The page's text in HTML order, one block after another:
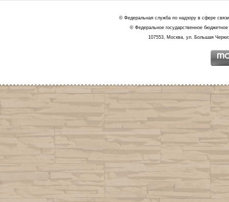
© Федеральная служба по надзору в сфере
© Федеральное государственное
107553, Москва, ул. Большая